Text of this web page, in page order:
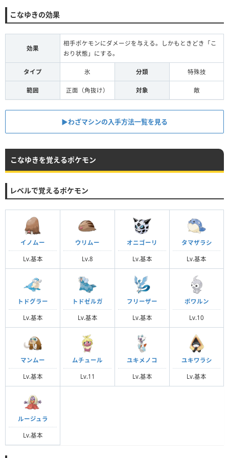
こなゆきの効果
効果
相手ポケモンにダメージを与える。しかもときどき「こ
おり状態」にする。
タイプ 氷 分類 特殊技
範囲 正面（角抜け） 対象 敵
▶︎わざマシンの入手方法一覧を見る
こなゆきを覚えるポケモン
レベルで覚えるポケモン
イノムー
Lv.基本
ウリムー
Lv.8
オニゴーリ
Lv.基本
タマザラシ
Lv.基本
トドグラー
Lv.基本
トドゼルガ
Lv.基本
フリーザー
Lv.基本
ポワルン
Lv.10
マンムー
Lv.基本
ムチュール
Lv.11
ユキメノコ
Lv.基本
ユキワラシ
Lv.基本
ルージュラ
Lv.基本